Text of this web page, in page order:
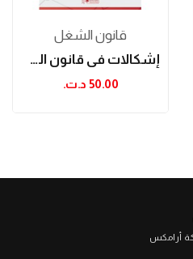
قانون الشغل
إشكالات في قانون الشغل (الجزء الأول)
50.00 د.ت.‏
أرامكس